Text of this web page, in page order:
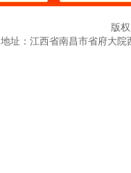
版
地址：江西省南昌市省府大